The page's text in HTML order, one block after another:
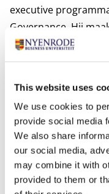
This website uses
We use cookies to
provide social media
We also share
our social media,
may combine it with
provided to them or
executive
Governance. Hij
Strategy,
aandachtsgebieden
manieren van
Society of Systems
Cybernetics. Hij is
gevestigde
Zijn persoonlijke